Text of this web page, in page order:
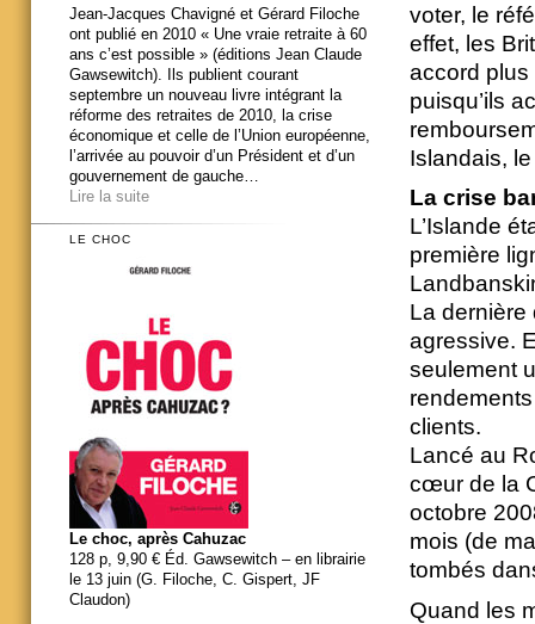
voter, le
effet, les
accord plus
puisqu’ils
Islandais,
La crise
L’Islande
première
La dernière
agressive.
seulement
clients.
Lancé au
cœur de la
octobre
mois (de
tombés
Quand les
Jean-Jacques Chavigné et Gérard Filoche
ont publié en 2010 « Une vraie retraite à 60
ans c’est possible » (éditions Jean Claude
Gawsewitch). Ils publient courant
septembre un nouveau livre intégrant la
réforme des retraites de 2010, la crise
économique et celle de l’Union européenne,
l’arrivée au pouvoir d’un Président et d’un
gouvernement de gauche…
Lire la suite
LE CHOC
Le choc, après Cahuzac
128 p, 9,90 € Éd. Gawsewitch – en librairie
le 13 juin (G. Filoche, C. Gispert, JF
Claudon)